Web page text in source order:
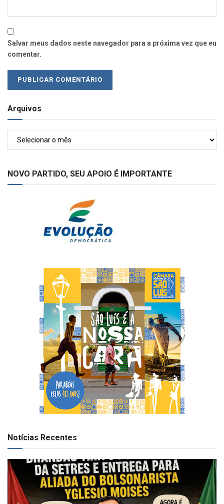
Salvar meus dados neste navegador para a próxima vez que eu
comentar.
Arquivos
NOVO PARTIDO, SEU APOIO É IMPORTANTE
Notícias Recentes